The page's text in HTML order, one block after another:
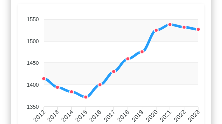
1550
1500
1450
1400
1350
201220132014201520162017 20182019 2020202120222023